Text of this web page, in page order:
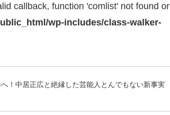
callback, function 'comlist' not found or
wp-includes/class-walker-